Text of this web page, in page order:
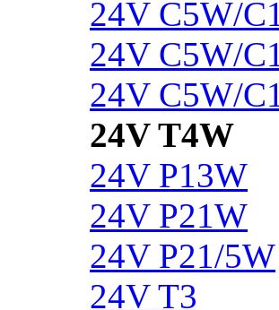
24V C5W/
24V C5W/
24V C5W/
24V T4W
24V P13W
24V P21W
24V P21/5W
24V T3